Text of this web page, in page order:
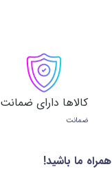
کالاها دارای ضمانت
ضمانت
همراه ما باشید!